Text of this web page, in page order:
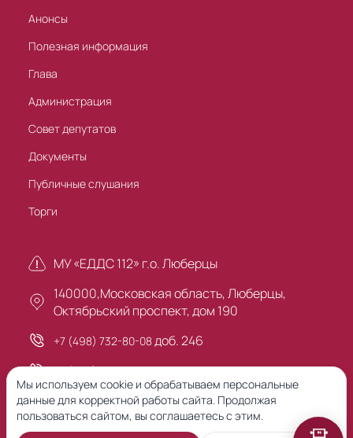
Анонсы
Полезная информация
Глава
Администрация
Совет депутатов
Документы
Публичные слушания
Торги
МУ «ЕДДС 112» г.о. Люберцы
140000,Московская область, Люберцы,
Октябрьский проспект, дом 190
+7 (498) 732-80-08 доб. 246
+7 (495) 503-30-00
Предыдущая версия сайта
Мы используем cookie и обрабатываем персональные
данные для корректной работы сайта. Продолжая
пользоваться сайтом, вы соглашаетесь с этим.